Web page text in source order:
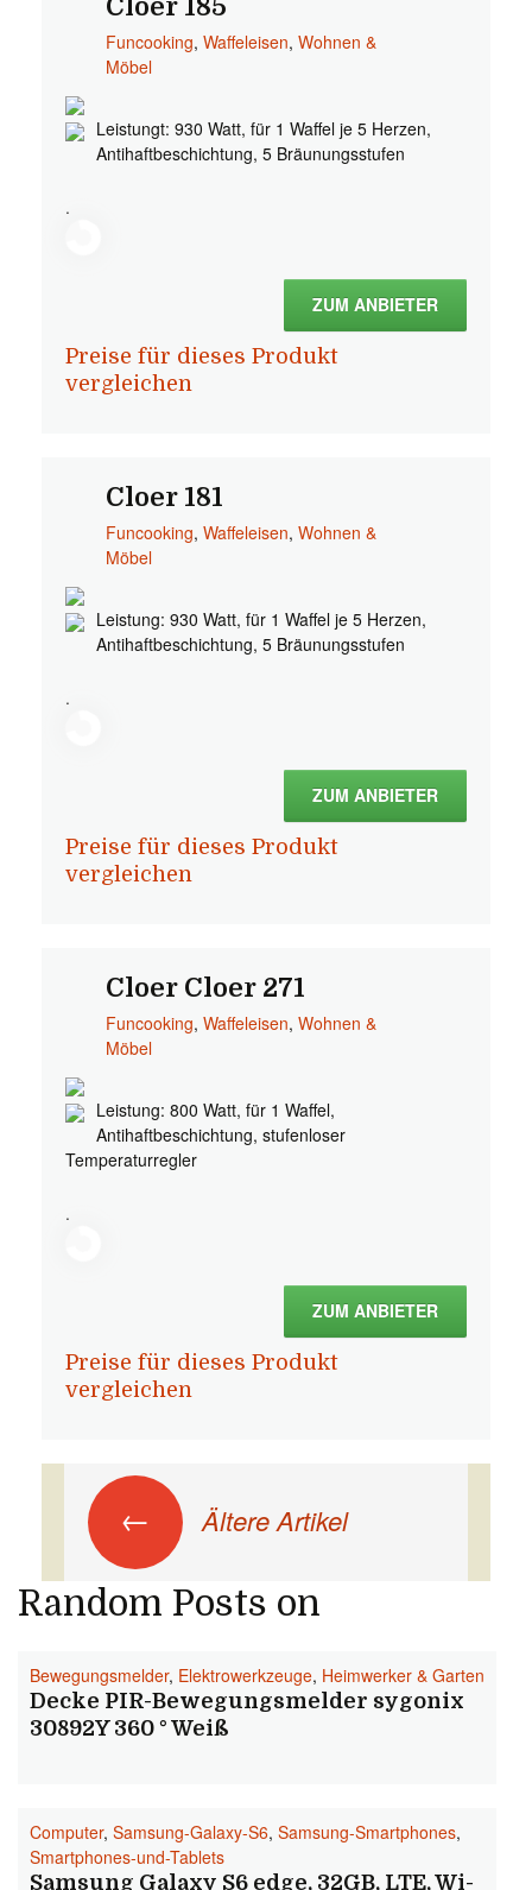
Cloer 185
Funcooking, Waffeleisen, Wohnen &
Möbel
Leistungt: 930 Watt, für 1 Waffel je 5 Herzen,
Antihaftbeschichtung, 5 Bräunungsstufen
.
ZUM ANBIETER
Preise für dieses Produkt
vergleichen
Cloer 181
Funcooking, Waffeleisen, Wohnen &
Möbel
Leistung: 930 Watt, für 1 Waffel je 5 Herzen,
Antihaftbeschichtung, 5 Bräunungsstufen
.
ZUM ANBIETER
Preise für dieses Produkt
vergleichen
Cloer Cloer 271
Funcooking, Waffeleisen, Wohnen &
Möbel
Leistung: 800 Watt, für 1 Waffel,
Antihaftbeschichtung, stufenloser
Temperaturregler
.
ZUM ANBIETER
Preise für dieses Produkt
vergleichen
Beitrags-Navigation
← Ältere Artikel
Random Posts on
Bewegungsmelder, Elektrowerkzeuge, Heimwerker & Garten
Decke PIR-Bewegungsmelder sygonix
30892Y 360 ° Weiß
Computer, Samsung-Galaxy-S6, Samsung-Smartphones,
Smartphones-und-Tablets
Samsung Galaxy S6 edge, 32GB, LTE, Wi-